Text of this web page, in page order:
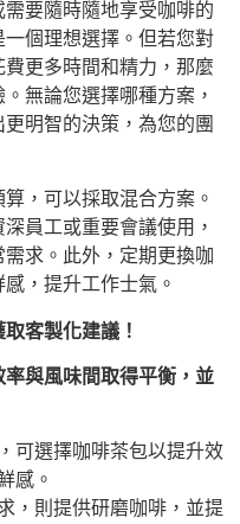
要隨時隨地享受咖啡的
個理想選擇。但若您對
更多時間和精力，那麼
無論您選擇哪種方案，
明智的決策，為您的團
，可以採取混合方案。
員工或重要會議使用，
求。此外，定期更換咖
，提升工作士氣。
客製化建議！
與風味間取得平衡，並
可選擇咖啡茶包以提升效
感。
，則提供研磨咖啡，並提